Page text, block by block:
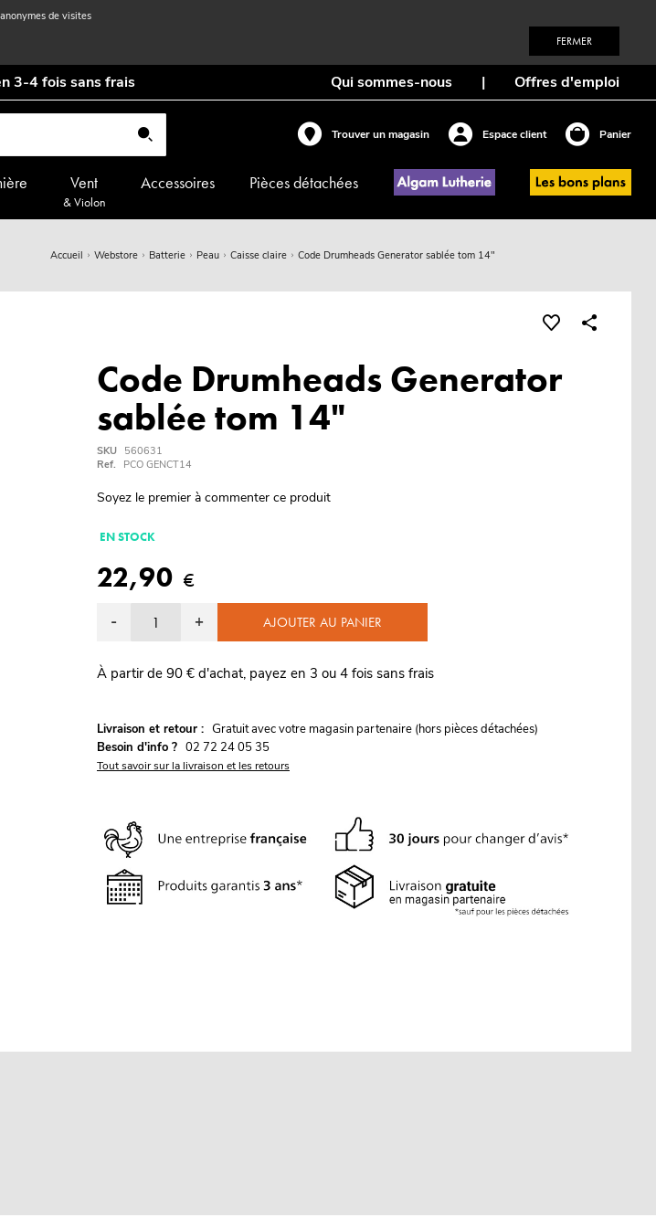
de visites
FERMER
3-4 fois sans frais Qui sommes-nous | Offres d'emploi
Trouver un magasin Espace client Panier
Vent
& Violon
Accessoires Pièces détachées
Accueil Webstore Batterie Peau Caisse claire Code Drumheads Generator sablée tom 14"
Code Drumheads Generator
sablée tom 14"
SKU 560631
Ref.
PCO GENCT14
Soyez le premier à commenter ce produit
EN STOCK
22,90 €
- + AJOUTER AU PANIER
À partir de 90 € d'achat, payez en 3 ou 4 fois sans frais
Livraison et retour : Gratuit avec votre magasin partenaire (hors pièces détachées)
Besoin d'info ? 02 72 24 05 35
Tout savoir sur la livraison et les retours